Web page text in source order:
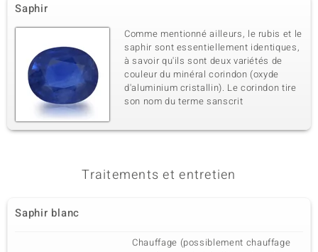
Saphir
Comme mentionné ailleurs, le rubis et le
saphir sont essentiellement identiques,
à savoir qu'ils sont deux variétés de
couleur du minéral corindon (oxyde
d'aluminium cristallin). Le corindon tire
son nom du terme sanscrit
Traitements et entretien
Saphir blanc
Chauffage (possiblement chauffage